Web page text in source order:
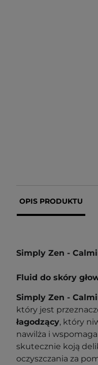
OPIS PRODUKTU
Simply Zen -
Fluid do skóry
Simply Zen -
który jest
łagodzący, który
nawilża i
skutecznie koją
oczyszczania za